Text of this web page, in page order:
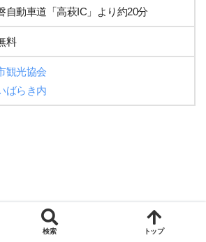
動車道「高萩IC」より約20分
料
観光協会
ばらき内
検索 トップ